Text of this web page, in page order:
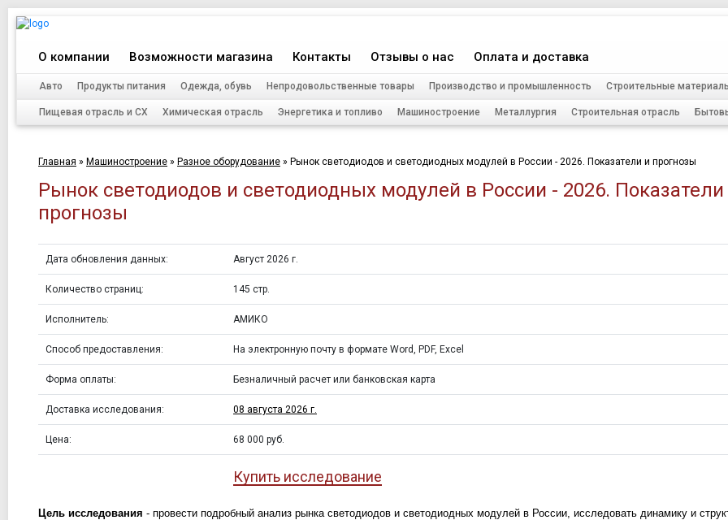
О компании Возможности магазина Контакты Отзывы о нас Оплата и доставка
Авто Продукты питания Одежда, обувь Непродовольственные товары Производство и промышленность Строительные
Пищевая отрасль и СХ Химическая отрасль Энергетика и топливо Машиностроение Металлургия Строительная отрасль
Главная » Машиностроение » Разное оборудование » Рынок светодиодов и светодиодных модулей в России - 2026. Показатели и прогнозы
Рынок светодиодов и светодиодных модулей в России - 2026. Показатели
прогнозы
Дата обновления данных: Август 2026 г.
Количество страниц: 145 стр.
Исполнитель: АМИКО
Способ предоставления: На электронную почту в формате Word, PDF, Excel
Форма оплаты: Безналичный расчет или банковская карта
Доставка исследования: 08 августа 2026 г.
Цена: 68 000 руб.
Купить исследование
Цель исследования - провести подробный анализ рынка светодиодов и светодиодных модулей в России, исследовать динамику и